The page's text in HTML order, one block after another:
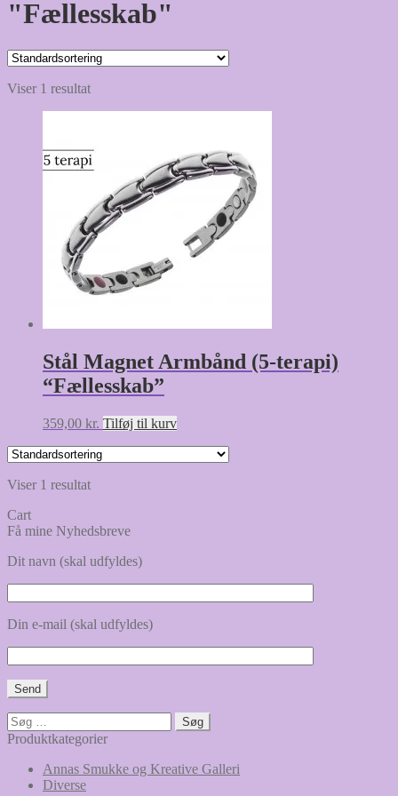
"Fællesskab"
Viser 1 resultat
Stål Magnet Armbånd (5-terapi)
“Fællesskab”
359,00 kr. Tilføj til kurv
Viser 1 resultat
Cart
Få mine Nyhedsbreve
Dit navn (skal udfyldes)
Din e-mail (skal udfyldes)
Søg
efter:
Produktkategorier
Annas Smukke og Kreative Galleri
Diverse